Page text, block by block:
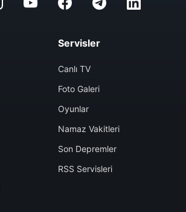
Servisler
Canlı TV
Foto Galeri
Oyunlar
Namaz Vakitleri
Son Depremler
RSS Servisleri